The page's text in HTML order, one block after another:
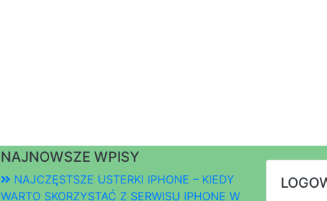
NAJNOWSZE WPISY
NAJCZĘSTSZE USTERKI IPHONE – KIEDY
WARTO SKORZYSTAĆ Z SERWISU IPHONE W